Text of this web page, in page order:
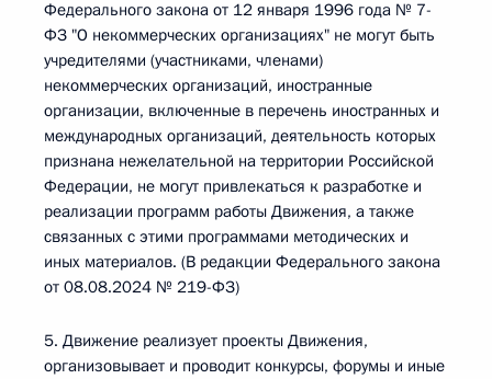
Федерального закона от 12 января 1996 года № 7-
ФЗ "О некоммерческих организациях" не могут быть
учредителями (участниками, членами)
некоммерческих организаций, иностранные
организации, включенные в перечень иностранных и
международных организаций, деятельность которых
признана нежелательной на территории Российской
Федерации, не могут привлекаться к разработке и
реализации программ работы Движения, а также
связанных с этими программами методических и
иных материалов. (В редакции Федерального закона
от 08.08.2024 № 219-ФЗ)
5. Движение реализует проекты Движения,
организовывает и проводит конкурсы, форумы и иные